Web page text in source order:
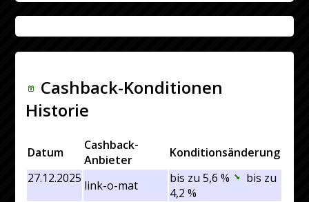
Cashback-Konditionen
Historie
Datum
Cashback-
Anbieter
Konditionsänderung
27.12.2025 link-o-mat bis zu 5,6 %
bis zu
4,2 %